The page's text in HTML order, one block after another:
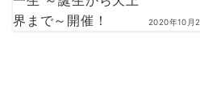
2020年10月